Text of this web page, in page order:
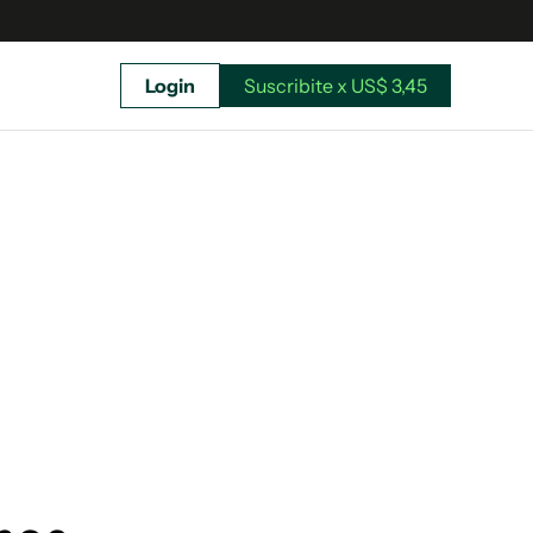
Login Suscribite x US$ 3,45